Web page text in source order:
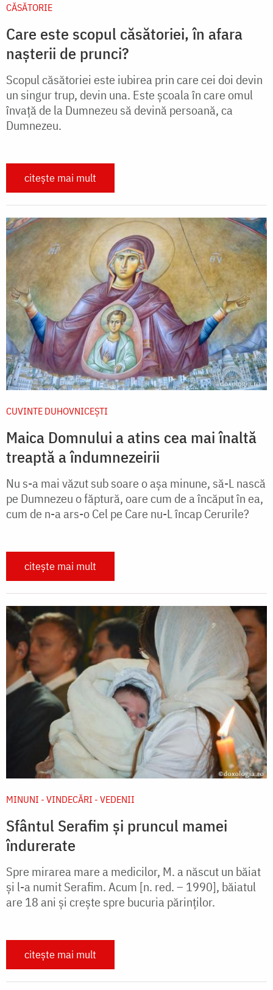
CĂSĂTORIE
Care este scopul căsătoriei, în afara
nașterii de prunci?
Scopul căsătoriei este iubirea prin care cei doi devin
un singur trup, devin una. Este şcoala în care omul
învaţă de la Dumnezeu să devină persoană, ca
Dumnezeu.
citește mai mult
CUVINTE DUHOVNICEȘTI
Maica Domnului a atins cea mai înaltă
treaptă a îndumnezeirii
Nu s-a mai văzut sub soare o aşa minune, să-L nască
pe Dumnezeu o făptură, oare cum de a încăput în ea,
cum de n-a ars-o Cel pe Care nu-L încap Cerurile?
citește mai mult
MINUNI - VINDECĂRI - VEDENII
Sfântul Serafim și pruncul mamei
îndurerate
Spre mirarea mare a medicilor, M. a născut un băiat
şi l-a numit Serafim. Acum [n. red. – 1990], băiatul
are 18 ani şi creşte spre bucuria părinţilor.
citește mai mult